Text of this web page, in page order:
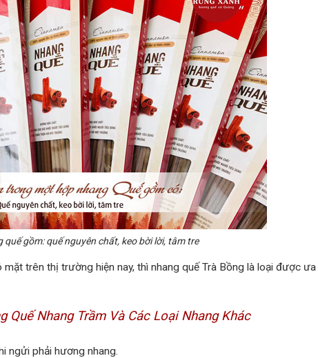
quế gồm: quế nguyên chất, keo bời lời, tâm tre
trên thị trường hiện nay, thì nhang quế Trà Bồng là loại được ưa
Quế Nhang Trầm Và Các Loại Nhang Khác
ngửi phải hương nhang.